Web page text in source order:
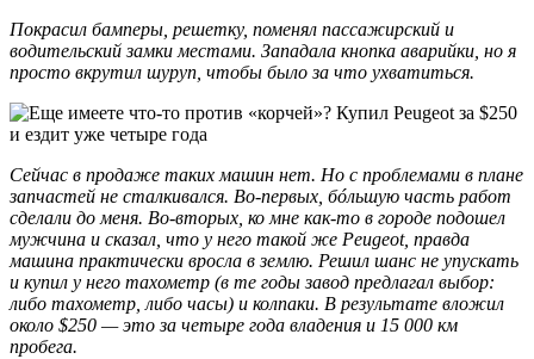
Покрасил бамперы, решетку, поменял пассажирский и
водительский замки местами. Западала кнопка аварийки, но я
просто вкрутил шуруп, чтобы было за что ухватиться.
Сейчас в продаже таких машин нет. Но с проблемами в плане
запчастей не сталкивался. Во-первых, бóльшую часть работ
сделали до меня. Во-вторых, ко мне как-то в городе подошел
мужчина и сказал, что у него такой же Peugeot, правда
машина практически вросла в землю. Решил шанс не упускать
и купил у него тахометр (в те годы завод предлагал выбор:
либо тахометр, либо часы) и колпаки. В результате вложил
около $250 — это за четыре года владения и 15 000 км
пробега.